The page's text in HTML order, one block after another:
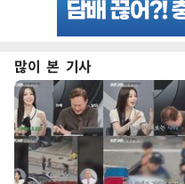
많이 본 기사